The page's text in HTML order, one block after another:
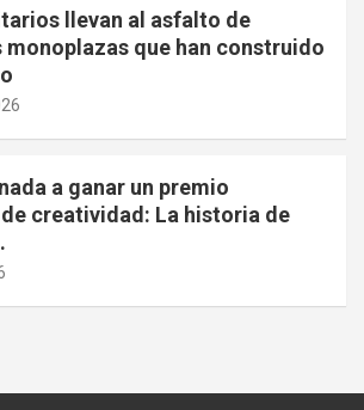
llevan al asfalto de
que han construido
a ganar un premio
creatividad: La historia de